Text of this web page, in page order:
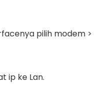
pilih modem >
ip ke Lan.